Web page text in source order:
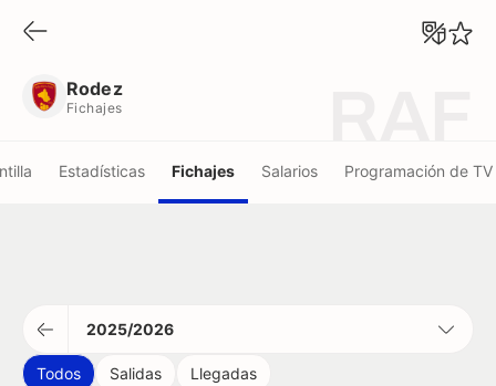
Rodez
Fichajes
Estadísticas Fichajes Salarios Programación de TV
2025/2026
Todos Salidas Llegadas